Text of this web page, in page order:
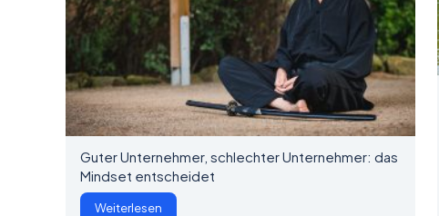
Guter Unternehmer, schlechter Unternehmer: das
Mindset entscheidet
Weiterlesen